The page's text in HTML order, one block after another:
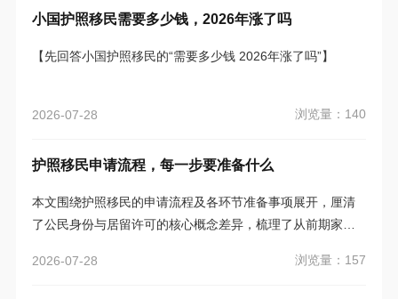
小国护照移民需要多少钱，2026年涨了吗
【先回答小国护照移民的“需要多少钱 2026年涨了吗”】
2026-07-28 浏览量：140
护照移民申请流程，每一步要准备什么
本文围绕护照移民的申请流程及各环节准备事项展开，厘清
了公民身份与居留许可的核心概念差异，梳理了从前期家庭
流程实操要点，并结合土耳其、圣多美和普林西比、圣基茨
2026-07-28 浏览量：157